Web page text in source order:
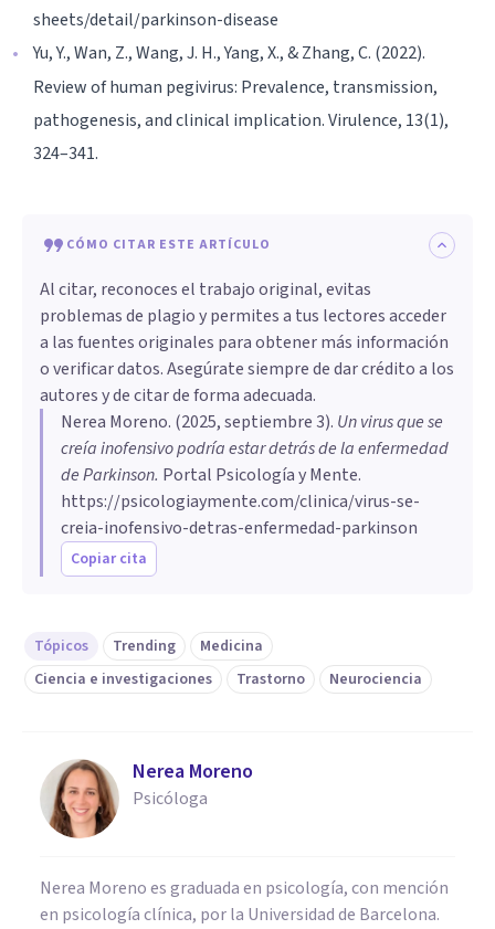
sheets/detail/parkinson-disease
Yu, Y., Wan, Z., Wang, J. H., Yang, X., & Zhang, C. (2022).
Review of human pegivirus: Prevalence, transmission,
pathogenesis, and clinical implication. Virulence, 13(1),
324–341.
CÓMO CITAR ESTE ARTÍCULO
Al citar, reconoces el trabajo original, evitas
problemas de plagio y permites a tus lectores acceder
a las fuentes originales para obtener más información
o verificar datos. Asegúrate siempre de dar crédito a los
autores y de citar de forma adecuada.
Nerea Moreno. (2025, septiembre 3). Un virus que se
creía inofensivo podría estar detrás de la enfermedad
de Parkinson. Portal Psicología y Mente.
https://psicologiaymente.com/clinica/virus-se-
creia-inofensivo-detras-enfermedad-parkinson
Copiar cita
Tópicos Trending
Medicina
Ciencia e investigaciones
Trastorno Neurociencia
Nerea Moreno
Psicóloga
Nerea Moreno es graduada en psicología, con mención
en psicología clínica, por la Universidad de Barcelona.